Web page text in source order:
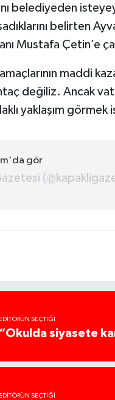
belediyeden
belirten
Mustafa Çetin’e
maddi
değiliz. Ancak
yaklaşım görmek
gör
EDITÖRÜN SEÇTIĞI
“Okulda siyasete
EDITÖRÜN SEÇTIĞI